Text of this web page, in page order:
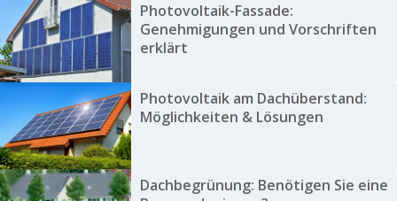
Photovoltaik-Fassade:
Genehmigungen und Vorschriften
erklärt
Photovoltaik am Dachüberstand:
Möglichkeiten & Lösungen
Dachbegrünung: Benötigen Sie eine